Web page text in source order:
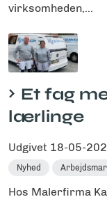
virksomheden,...
Et fag
lærlinge
Udgivet 18-05-
Nyhed
Hos Malerfirma